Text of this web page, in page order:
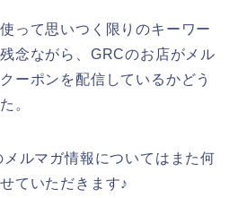
って思いつく限りのキーワー
念ながら、GRCのお店がメル
ーポンを配信しているかどう
。
ルマガ情報についてはまた何
ていただきます♪